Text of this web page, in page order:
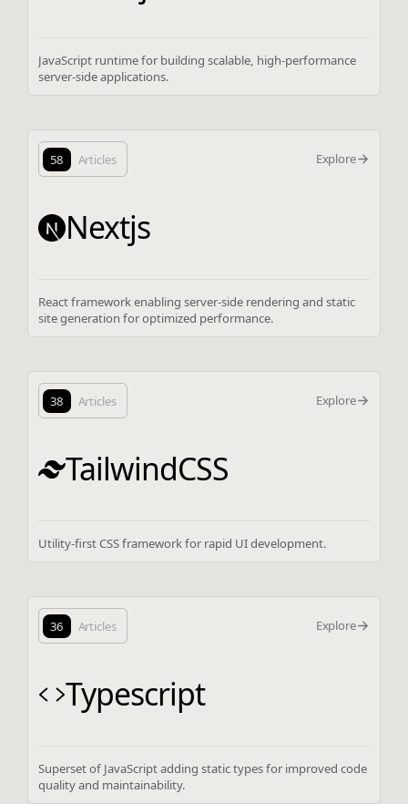
JavaScript runtime for building scalable, high-performance
server-side applications.
58 Articles Explore
Nextjs
React framework enabling server-side rendering and static
site generation for optimized performance.
38 Articles Explore
TailwindCSS
Utility-first CSS framework for rapid UI development.
36 Articles Explore
Typescript
Superset of JavaScript adding static types for improved code
quality and maintainability.